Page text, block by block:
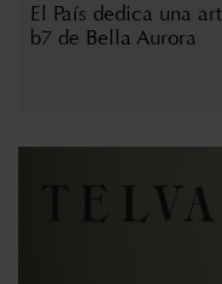
El País dedica una
b7 de Bella Aurora